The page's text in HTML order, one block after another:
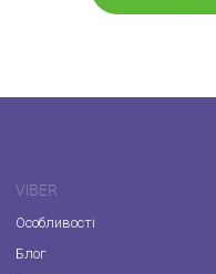
VIBER
Особливості
Блог